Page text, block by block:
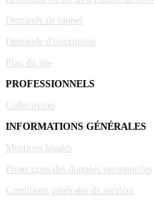
Demande de rappel
Demande d'inscription
Plan du site
PROFESSIONNELS
Collectivités
INFORMATIONS GÉNÉRALES
Mentions légales
Protections des données personnelles
Conditions générales de services